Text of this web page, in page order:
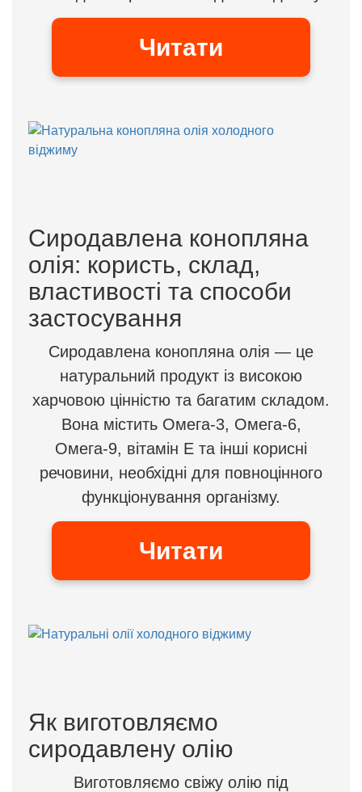
Читати
Сиродавлена конопляна
олія: користь, склад,
властивості та способи
застосування
Сиродавлена конопляна олія — це
натуральний продукт із високою
харчовою цінністю та багатим складом.
Вона містить Омега-3, Омега-6,
Омега-9, вітамін Е та інші корисні
речовини, необхідні для повноцінного
функціонування організму.
Читати
Як виготовляємо
сиродавлену олію
Виготовляємо свіжу олію під